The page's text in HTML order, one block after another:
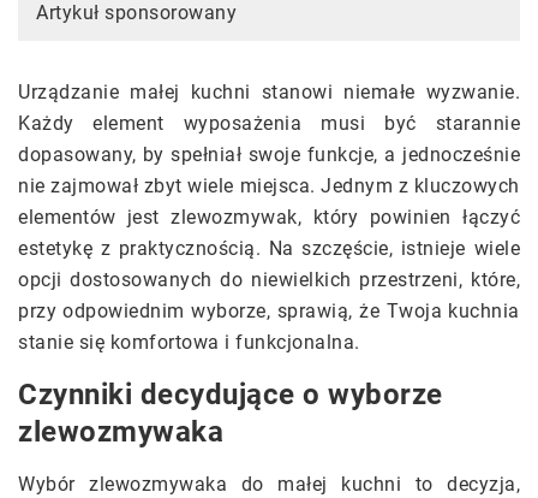
Artykuł sponsorowany
Urządzanie małej kuchni stanowi niemałe wyzwanie.
Każdy element wyposażenia musi być starannie
dopasowany, by spełniał swoje funkcje, a jednocześnie
nie zajmował zbyt wiele miejsca. Jednym z kluczowych
elementów jest zlewozmywak, który powinien łączyć
estetykę z praktycznością. Na szczęście, istnieje wiele
opcji dostosowanych do niewielkich przestrzeni, które,
przy odpowiednim wyborze, sprawią, że Twoja kuchnia
stanie się komfortowa i funkcjonalna.
Czynniki decydujące o wyborze
zlewozmywaka
Wybór zlewozmywaka do małej kuchni to decyzja,